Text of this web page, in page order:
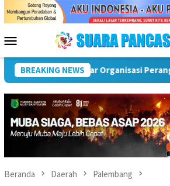
Menu
Mobile
BREAKING NEWS
Puncak Peringatan IPeKB Ke-
Beranda Daerah Palembang